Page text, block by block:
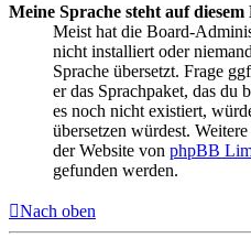
Meine Sprache steht auf
Meist hat die Board-
nicht installiert oder
Sprache übersetzt. Frage
er das Sprachpaket, das du
es noch nicht existiert,
übersetzen würdest.
der Website von phpBB
gefunden werden.
Nach oben